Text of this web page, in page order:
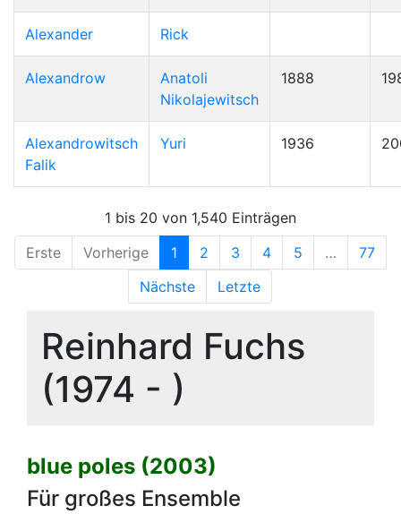
Alexander Rick
Alexandrow
Anatoli
Nikolajewitsch
1888
Alexandrowitsch
Falik
Yuri 1936
1 bis 20 von 1,540 Einträgen
Erste
Vorherige 1 2 3 4 5 …
77
Nächste
Letzte
Reinhard Fuchs
(1974 - )
blue poles (2003)
Für großes Ensemble